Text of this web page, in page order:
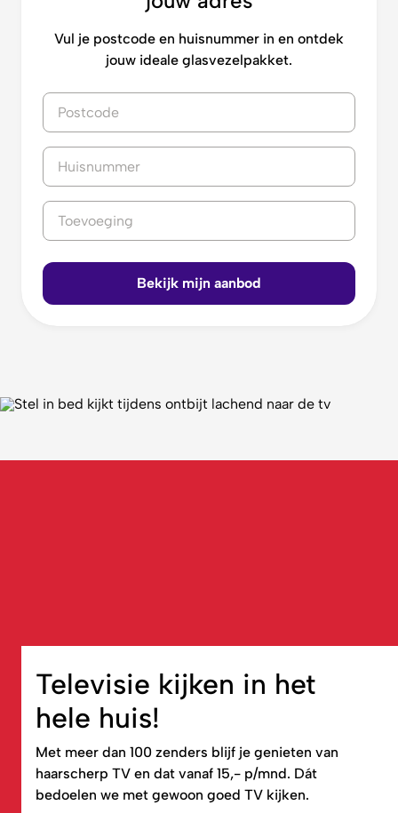
Vul je postcode en huisnummer in en ontdek
jouw ideale glasvezelpakket.
Bekijk mijn aanbod
Televisie kijken in het
hele huis!
Met meer dan 100 zenders blijf je genieten van
haarscherp TV en dat vanaf 15,- p/mnd. Dát
bedoelen we met gewoon goed TV kijken.